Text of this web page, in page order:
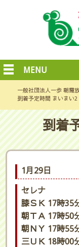
MENU
一般社団法人一歩 朝霞
到着予定時間 まいまい2
到着
1月29日
セレナ
膝ＳＫ 17時35
朝ＴＡ 17時50
朝ＮＹ 17時55
三ＵＫ 18時00